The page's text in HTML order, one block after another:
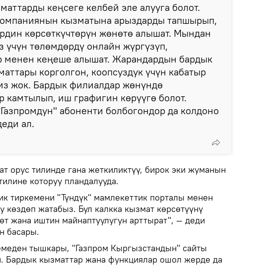
кеңсеге келбей эле алууга болот.
кызматына арыздарды тапшырып,
көрсөткүчтөрүн жөнөтө алышат. Мындан
үчүн төлөмдөрдү онлайн жүргүзүп,
менен кеңеше алышат. Жарандардын бардык
корголгон, коопсуздук үчүн кабатыр
жок. Бардык филиалдар жөнүндө
камтылып, иш графигин көрүүгө болот.
абоненти болбогондор да колдоно
ал.
орус тилинде гана жеткиликтүү, бирок эки жуманын
которуу пландалууда.
тиркемени "Түндүк" мамлекеттик порталы менен
көздөп жатабыз. Бул калкка кызмат көрсөтүүнү
жана иштин майнаптуулугун арттырат", — деди
басары.
тышкары, "Газпром Кыргызстандын" сайты
Бардык кызматтар жана функциялар ошол жерде да